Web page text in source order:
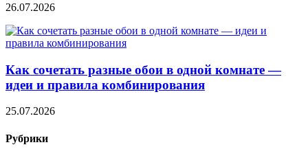
26.07.2026
Как сочетать разные обои в одной комнате —
идеи и правила комбинирования
25.07.2026
Рубрики